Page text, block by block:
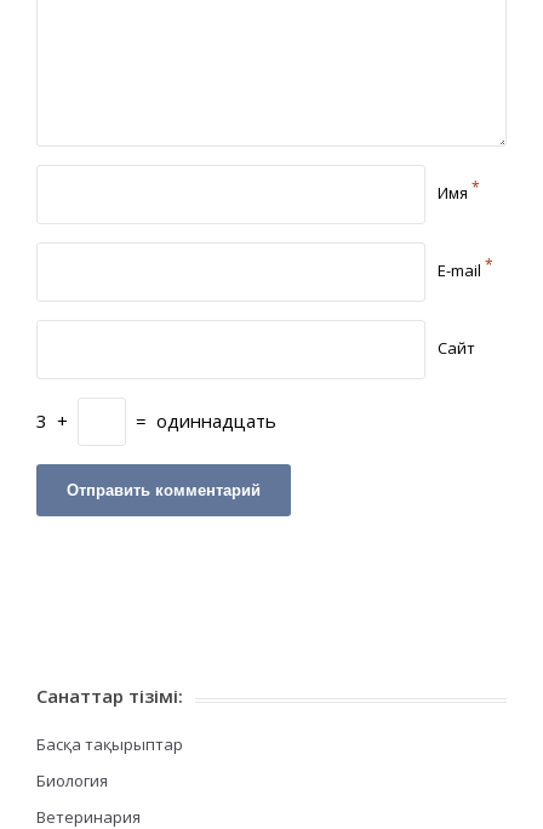
Имя *
E-mail *
Сайт
3 + = одиннадцать
Санаттар тізімі:
Басқа тақырыптар
Биология
Ветеринария